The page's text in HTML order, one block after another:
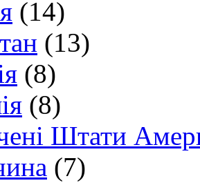
(14)
(13)
(8)
(8)
Штати
(7)